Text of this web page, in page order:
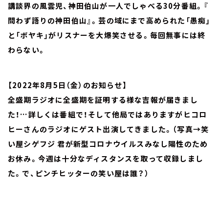
講談界の風雲児、神田伯山が一人でしゃべる30分番組。『
問わず語りの神田伯山』。芸の域にまで高められた「愚痴」
と「ボヤキ」がリスナーを大爆笑させる。毎回無事には終
わらない。
【2022年8月5日（金）のお知らせ】
全盛期ラジオに全盛期を証明する様な吉報が届きまし
た！…詳しくは番組で！そして他局ではありますがヒコロ
ヒーさんのラジオにゲスト出演してきました。（写真→笑
い屋シゲフジ 君が新型コロナウイルスみなし陽性のため
お休み。今週は十分なディスタンスを取って収録しまし
た。で、ピンチヒッターの笑い屋は誰？）